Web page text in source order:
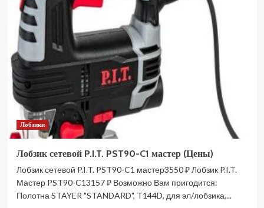
аккумуляторный
MAKITA
103
DZ
без
АКБ
и
З/
У
JV103DZ
(Цены)
Лобзики
Лобзик сетевой P.I.T. PST90-C1 мастер (Цены)
Лобзик сетевой P.I.T. PST90-C1 мастер3550 ₽ Лобзик P.I.T.
Мастер PST90-C13157 ₽ Возможно Вам пригодится:
Полотна STAYER "STANDARD", T144D, для эл/лобзика,...